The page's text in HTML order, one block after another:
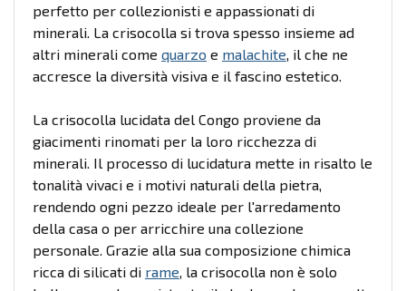
perfetto per collezionisti e appassionati di
minerali. La crisocolla si trova spesso insieme ad
altri minerali come quarzo e malachite, il che ne
accresce la diversità visiva e il fascino estetico.
La crisocolla lucidata del Congo proviene da
giacimenti rinomati per la loro ricchezza di
minerali. Il processo di lucidatura mette in risalto le
tonalità vivaci e i motivi naturali della pietra,
rendendo ogni pezzo ideale per l'arredamento
della casa o per arricchire una collezione
personale. Grazie alla sua composizione chimica
ricca di silicati di rame, la crisocolla non è solo